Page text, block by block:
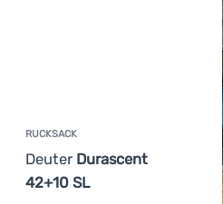
RUCKSACK
Deuter Durascent
42+10 SL